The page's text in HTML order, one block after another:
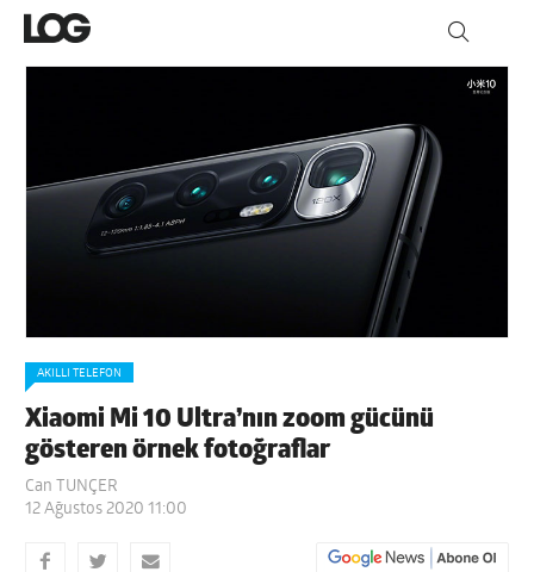
AKILLI TELEFON
Xiaomi Mi 10 Ultra’nın zoom gücünü
gösteren örnek fotoğraflar
Can TUNÇER
12 Ağustos 2020 11:00